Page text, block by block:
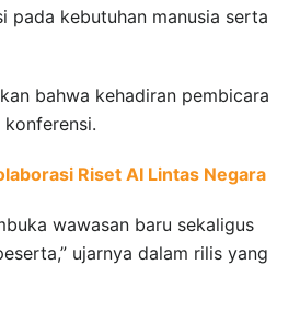
pada kebutuhan manusia serta
bahwa kehadiran pembicara
Riset AI Lintas Negara
wawasan baru sekaligus
ujarnya dalam rilis yang